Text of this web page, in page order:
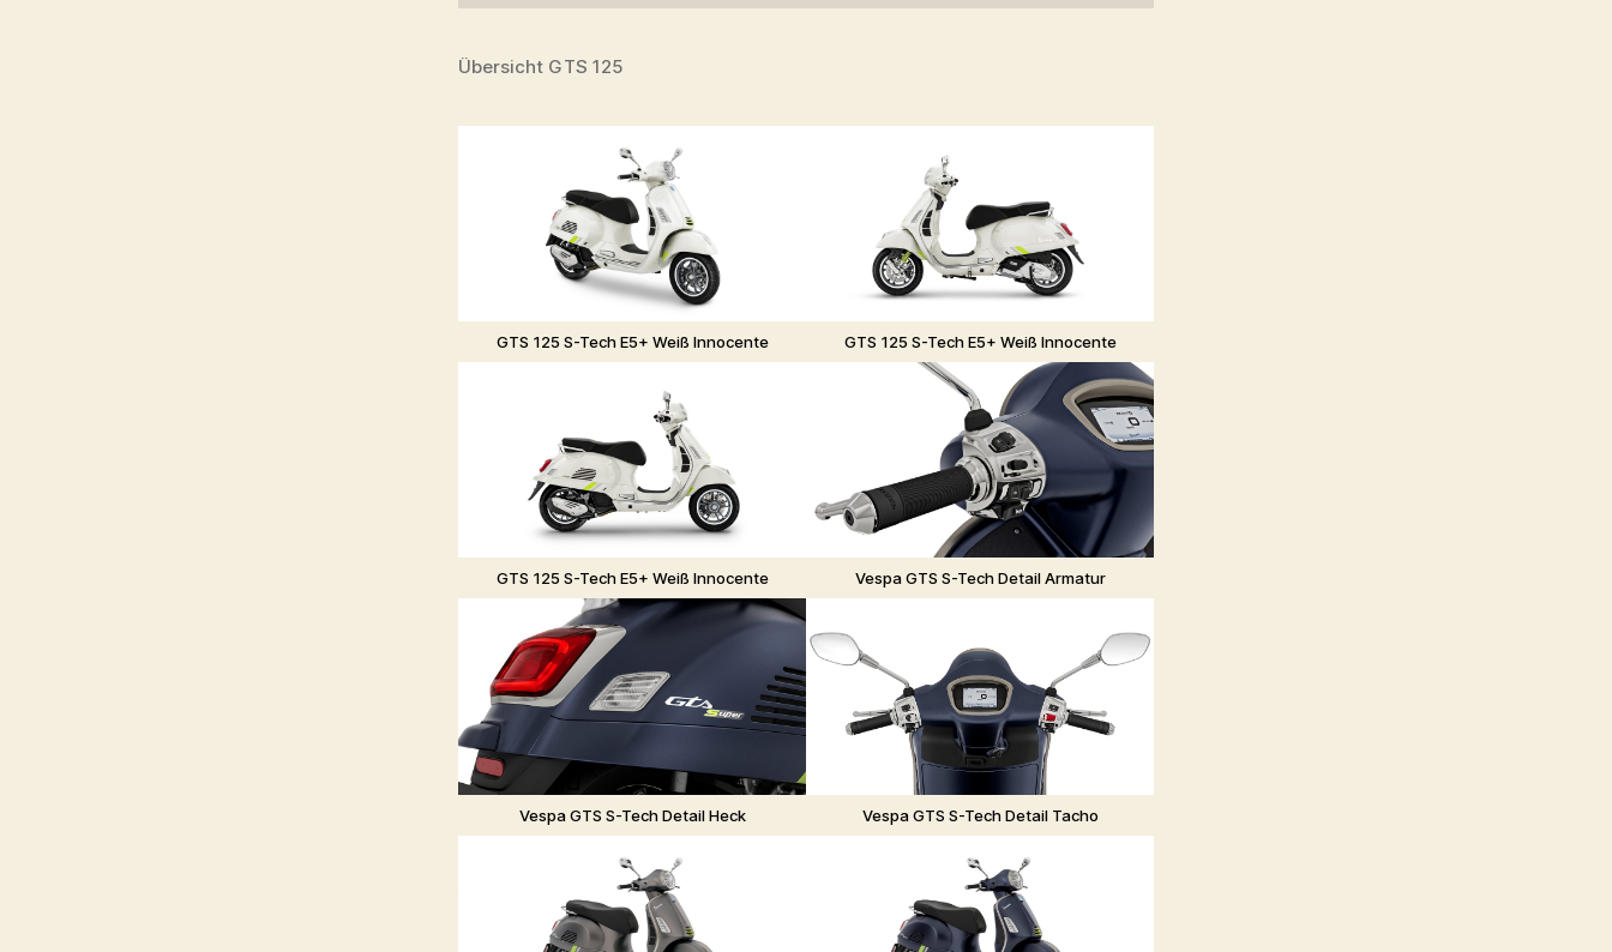
Übersicht GTS 125
GTS 125 S-Tech E5+ Weiß Innocente GTS 125 S-Tech E5+ Weiß Innocente
GTS 125 S-Tech E5+ Weiß Innocente Vespa GTS S-Tech Detail Armatur
Vespa GTS S-Tech Detail Heck Vespa GTS S-Tech Detail Tacho